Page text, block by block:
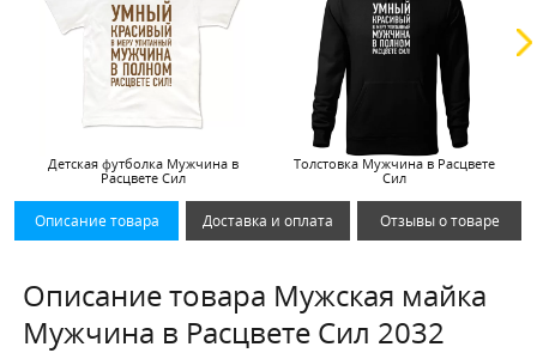
Детская футболка Мужчина в
Расцвете Сил
Толстовка Мужчина в Расцвете
Сил
Описание товара Доставка и оплата Отзывы о товаре
Описание товара Мужская майка
Мужчина в Расцвете Сил 2032